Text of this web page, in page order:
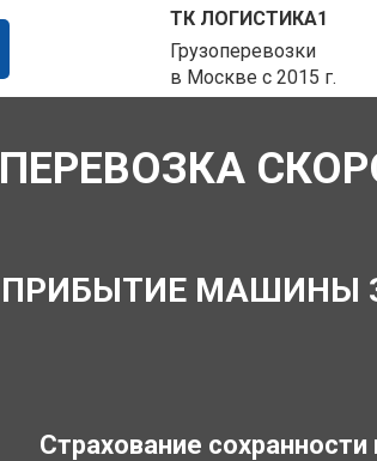
ТК ЛОГИСТИКА1
Грузоперевозки
в Москве с 2015 г.
ПЕРЕВОЗКА
ПРИБЫТИЕ МАШИНЫ
Страхование сохранности